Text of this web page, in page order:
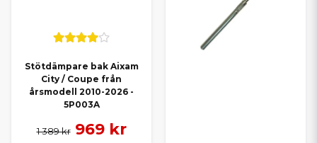
Stötdämpare bak Aixam
City / Coupe från
årsmodell 2010-2026 -
5P003A
1 389 kr 969 kr